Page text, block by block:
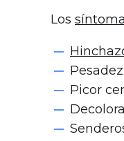
Los
Picor